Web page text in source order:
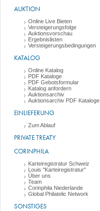
AUKTION
Online Live Bieten
Versteigerungsfolge
Auktionsvorschau
Ergebnislisten
Versteigerungsbedingungen
KATALOG
Online Katalog
PDF Kataloge
PDF Gebotsformular
Katalog anfordern
Auktionsarchiv
Auktionsarchiv PDF Kataloge
EINLIEFERUNG
Zum Ablauf
PRIVATE TREATY
CORINPHILA
Karteiregistratur Schweiz
Louis "Karteiregistratur"
Über uns
Team
Corinphila Niederlande
Global Philatelic Network
SONSTIGES